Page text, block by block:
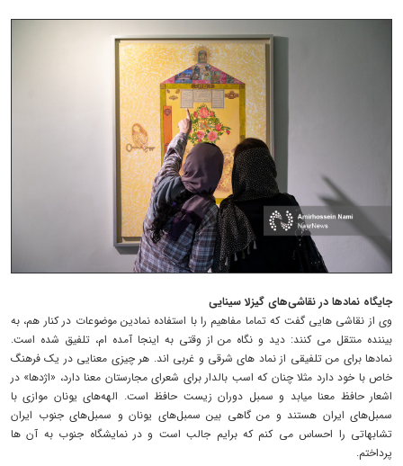
جایگاه نمادها در نقاشی‌های گیزلا سینایی
وی از نقاشی هایی گفت که تماما مفاهیم را با استفاده نمادین موضوعات در کنار هم، به
بیننده منتقل می کنند: دید و نگاه من از وقتی به اینجا آمده ام، تلفیق شده است.
نمادها برای من تلفیقی از نماد های شرقی و غربی اند. هر چیزی معنایی در یک فرهنگ
خاص با خود دارد مثلا چنان که اسب بالدار برای شعرای مجارستان معنا دارد، «اژدها» در
اشعار حافظ معنا میابد و سمبل دوران زیست حافظ است. الهه‌های یونان موازی با
سمبل‌های ایران هستند و من گاهی بین سمبل‌های یونان و سمبل‌های جنوب ایران
تشابهاتی را احساس می کنم که برایم جالب است و در نمایشگاه جنوب به آن ها
پرداختم.